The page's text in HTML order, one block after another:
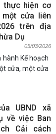
thực hiện cơ
cửa liên
trên địa
Dụ
05/03/2026
hành Kế hoạch
cửa, một cửa
UBND xã
về việc Ban
Cải cách